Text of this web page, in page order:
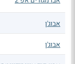
אבוג'ן
אבוג'ן